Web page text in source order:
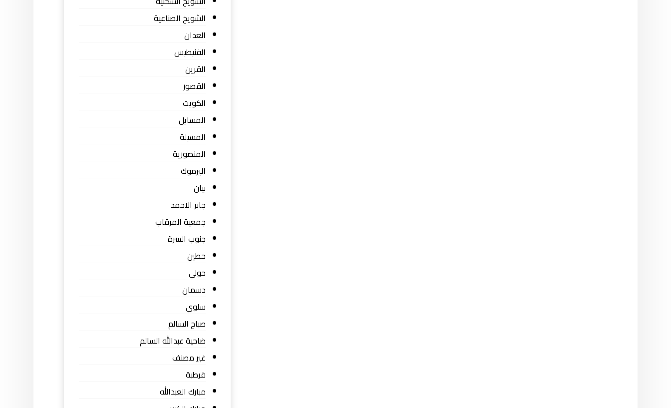
الشويخ الصناعية
العدان
الفنيطيس
القرين
القصور
الكويت
المسايل
المسيلة
المنصورية
اليرموك
بيان
جابر الاحمد
جمعية المرقاب
جنوب السرة
حطين
حولي
دسمان
سلوي
صباح السالم
ضاحية عبدالله السالم
غير مصنف
قرطبة
مبارك العبدالله